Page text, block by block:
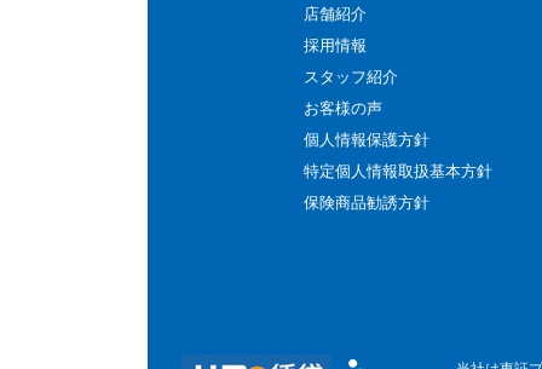
店舗紹介
採用情報
スタッフ紹介
お客様の声
個人情報保護方針
特定個人情報取扱基本方針
保険商品勧誘方針